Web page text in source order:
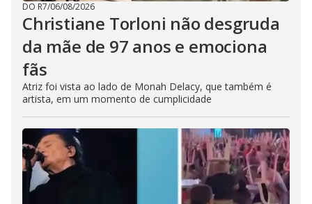
DO R7/06/08/2026
Christiane Torloni não desgruda
da mãe de 97 anos e emociona
fãs
Atriz foi vista ao lado de Monah Delacy, que também é
artista, em um momento de cumplicidade